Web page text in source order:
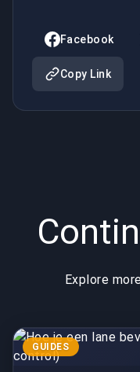
control)
Facebook
Copy Link
Explore
GUIDES